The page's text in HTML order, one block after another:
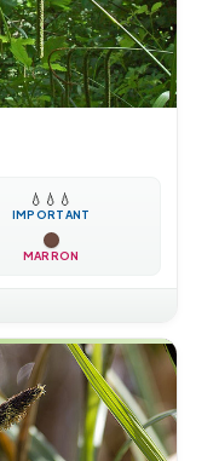
💧 💧 💧
IMPORTANT
MARRON